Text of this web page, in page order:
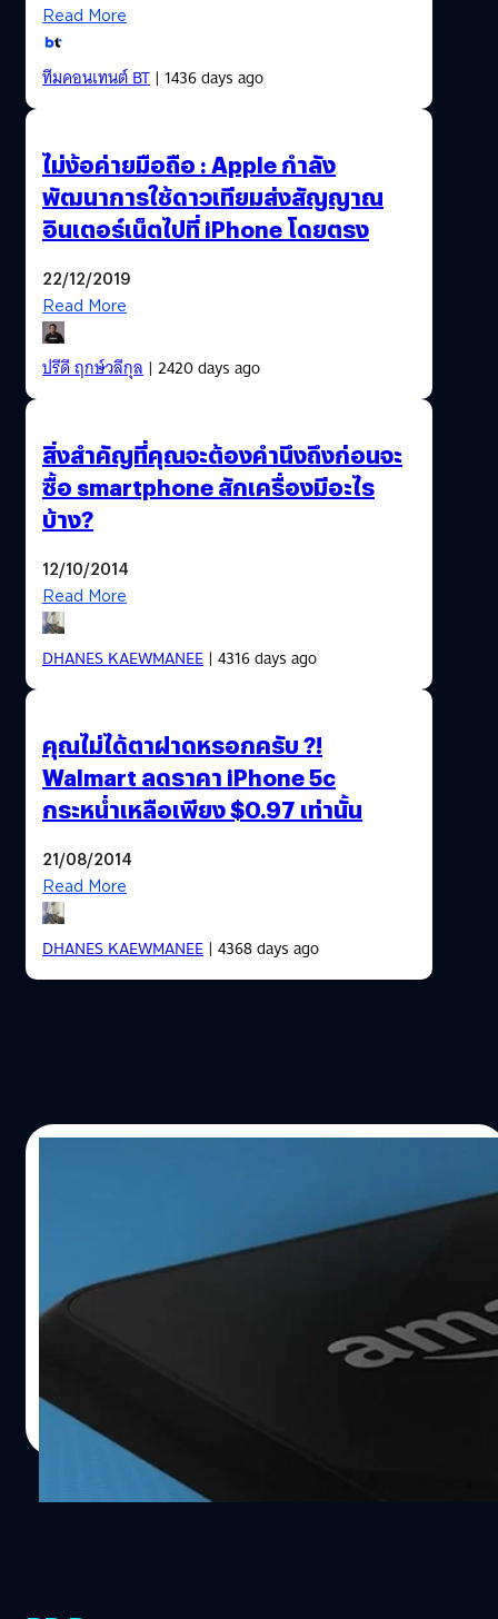
Read More
ทีมคอนเทนต์ BT| 1436 days ago
ไม่ง้อค่ายมือถือ : Apple กำลัง
พัฒนาการใช้ดาวเทียมส่งสัญญาณ
อินเตอร์เน็ตไปที่ iPhone โดยตรง
22/12/2019
Read More
ปรีดี ฤกษ์วลีกุล| 2420 days ago
สิ่งสำคัญที่คุณจะต้องคำนึงถึงก่อนจะ
ซื้อ smartphone สักเครื่องมีอะไร
บ้าง?
12/10/2014
Read More
DHANES KAEWMANEE| 4316 days ago
คุณไม่ได้ตาฝาดหรอกครับ ?!
Walmart ลดราคา iPhone 5c
กระหน่ำเหลือเพียง $0.97 เท่านั้น
21/08/2014
Read More
DHANES KAEWMANEE| 4368 days ago
คาดว่า AT&T จะเป็นเครือข่ายแรกในอเมริกาที่
ให้บริการ smartphone ตัวแรกของ Amazon
ที่จะเปิดตัวพรุ่งนี้แล้ว
โทรศัพท์ smartphone ตัวแรกของ Amazon ที่กำลังจะเปิดตัว
วันพรุ่งนี้ คาดว่าจะได้วางขายในสหรัฐอเมริกากับเครือข่าย
DHANES KAEWMANEE
Read More